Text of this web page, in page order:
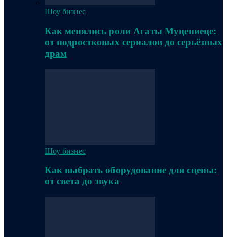
Шоу бизнес
Как менялись роли Агаты Муцениеце:
от подростковых сериалов до серьёзных
драм
Шоу бизнес
Как выбрать оборудование для сцены:
от света до звука